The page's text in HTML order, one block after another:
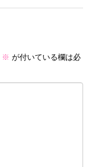
※ が付いている欄は必